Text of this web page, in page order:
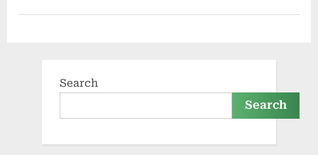
Search
Search